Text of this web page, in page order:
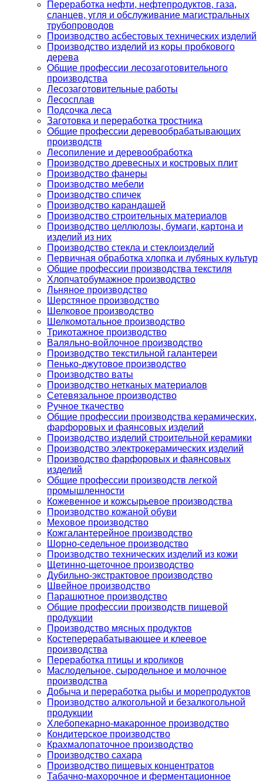
Переработка нефти, нефтепродуктов, газа,
сланцев, угля и обслуживание магистральных
трубопроводов
Производство асбестовых технических изделий
Производство изделий из коры пробкового
дерева
Общие профессии лесозаготовительного
производства
Лесозаготовительные работы
Лесосплав
Подсочка леса
Заготовка и переработка тростника
Общие профессии деревообрабатывающих
производств
Лесопиление и деревообработка
Производство древесных и костровых плит
Производство фанеры
Производство мебели
Производство спичек
Производство карандашей
Производство строительных материалов
Производство целлюлозы, бумаги, картона и
изделий из них
Производство стекла и стеклоизделий
Первичная обработка хлопка и лубяных культур
Общие профессии производства текстиля
Хлопчатобумажное производство
Льняное производство
Шерстяное производство
Шелковое производство
Шелкомотальное производство
Трикотажное производство
Валяльно-войлочное производство
Производство текстильной галантереи
Пенько-джутовое производство
Производство ваты
Производство нетканых материалов
Сетевязальное производство
Ручное ткачество
Общие профессии производства керамических,
фарфоровых и фаянсовых изделий
Производство изделий строительной керамики
Производство электрокерамических изделий
Производство фарфоровых и фаянсовых
изделий
Общие профессии производств легкой
промышленности
Кожевенное и кожсырьевое производства
Производство кожаной обуви
Меховое производство
Кожгалантерейное производство
Шорно-седельное производство
Производство технических изделий из кожи
Щетинно-щеточное производство
Дубильно-экстрактовое производство
Швейное производство
Парашютное производство
Общие профессии производств пищевой
продукции
Производство мясных продуктов
Костеперерабатывающее и клеевое
производства
Переработка птицы и кроликов
Маслодельное, сыродельное и молочное
производства
Добыча и переработка рыбы и морепродуктов
Производство алкогольной и безалкогольной
продукции
Хлебопекарно-макаронное производство
Кондитерское производство
Крахмалопаточное производство
Производство сахара
Производство пищевых концентратов
Табачно-махорочное и ферментационное